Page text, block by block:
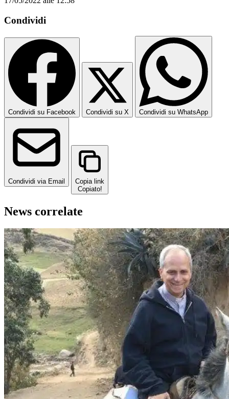
Condividi
Condividi su Facebook Condividi su X Condividi su WhatsApp
Condividi via Email
Copia link
Copiato!
News correlate